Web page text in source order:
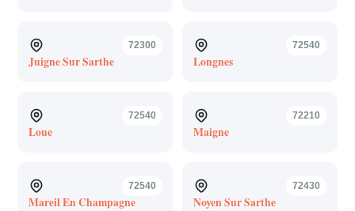
72300
Juigne Sur Sarthe
72540
Longnes
72540
Loue
72210
Maigne
72540
Mareil En Champagne
72430
Noyen Sur Sarthe